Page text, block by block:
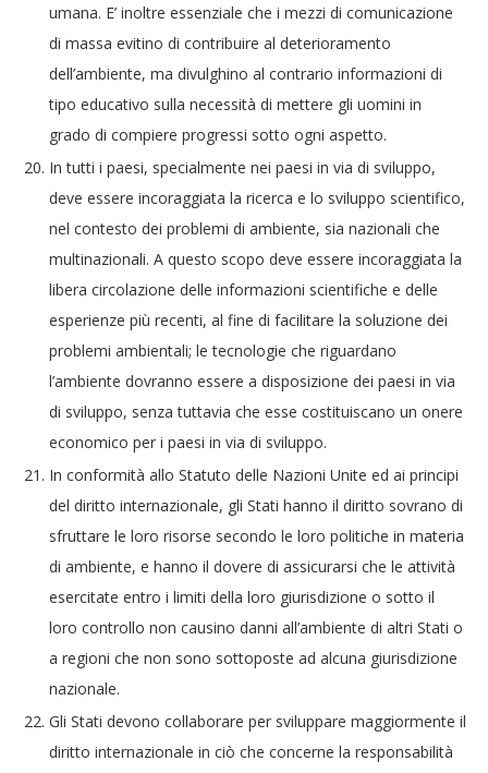
umana. E’ inoltre essenziale che i mezzi di comunicazione
di massa evitino di contribuire al deterioramento
dell’ambiente, ma divulghino al contrario informazioni di
tipo educativo sulla necessità di mettere gli uomini in
grado di compiere progressi sotto ogni aspetto.
In tutti i paesi, specialmente nei paesi in via di sviluppo,
deve essere incoraggiata la ricerca e lo sviluppo scientifico,
nel contesto dei problemi di ambiente, sia nazionali che
multinazionali. A questo scopo deve essere incoraggiata la
libera circolazione delle informazioni scientifiche e delle
esperienze più recenti, al fine di facilitare la soluzione dei
problemi ambientali; le tecnologie che riguardano
l’ambiente dovranno essere a disposizione dei paesi in via
di sviluppo, senza tuttavia che esse costituiscano un onere
economico per i paesi in via di sviluppo.
In conformità allo Statuto delle Nazioni Unite ed ai principi
del diritto internazionale, gli Stati hanno il diritto sovrano di
sfruttare le loro risorse secondo le loro politiche in materia
di ambiente, e hanno il dovere di assicurarsi che le attività
esercitate entro i limiti della loro giurisdizione o sotto il
loro controllo non causino danni all’ambiente di altri Stati o
a regioni che non sono sottoposte ad alcuna giurisdizione
nazionale.
Gli Stati devono collaborare per sviluppare maggiormente il
diritto internazionale in ciò che concerne la responsabilità